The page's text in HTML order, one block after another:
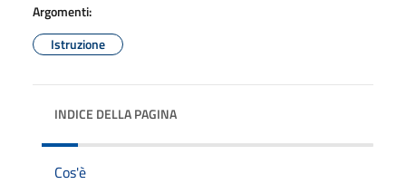
Argomenti:
Istruzione
INDICE DELLA PAGINA
Cos'è